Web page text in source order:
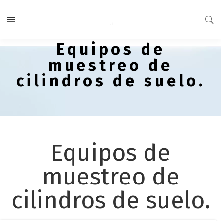
Equipos de
muestreo de
cilindros de suelo.
Equipos de
muestreo de
cilindros de suelo.